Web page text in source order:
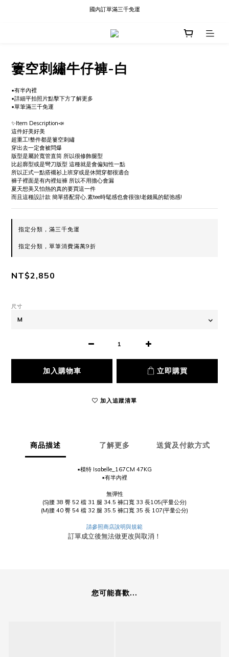
現貨快速出貨∣Ready to Ship
國內訂單滿三千免運
現貨快速出貨∣Ready to Ship
簍空刺繡牛仔褲-白
▪️有半內裡
▪️詳細平拍照片點擊下方了解更多
▪️單筆滿三千免運
✨Item Description📣
這件好美好美
超重工!整件都是簍空刺繡
穿出去一定會被問爆
版型是屬於寬管直筒 所以很修飾腿型
比起廓型或是彎刀版型 這種就是會偏知性一點
所以正式一點搭襯衫上班穿或是休閒穿都很適合
褲子裡面是有內裡短褲 所以不用擔心會漏
夏天想美又怕熱的真的要買這一件
而且這種設計款 簡單搭配背心,素tee時髦感也會很強!老錢風的鬆弛感!
指定分類，滿三千免運
指定分類，單筆消費滿萬9折
NT$2,850
尺寸
加入購物車 立即購買
加入追蹤清單
商品描述 了解更多 送貨及付款方式
▪️模特 Isabelle_167CM 47KG
▪️有半內裡
無彈性
(S)腰 38 臀 52 檔 31 腿 34.5 褲口寬 33 長105(平量公分)
(M)腰 40 臀 54 檔 32 腿 35.5 褲口寬 35 長 107(平量公分)
請參照商店說明與規範
訂單成立後無法做更改與取消！
您可能喜歡...